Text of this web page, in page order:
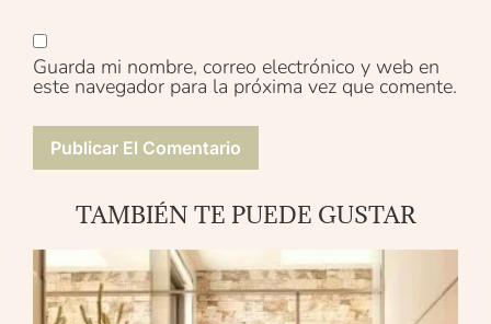
Guarda mi nombre, correo electrónico y web en
este navegador para la próxima vez que comente.
TAMBIÉN TE PUEDE GUSTAR